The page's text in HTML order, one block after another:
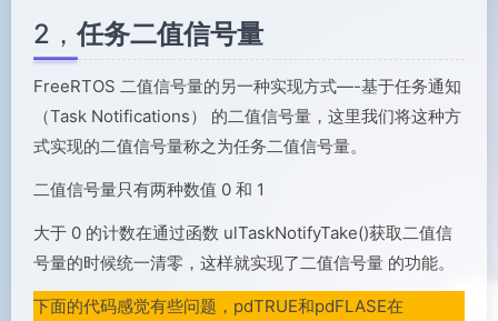
2，任务二值信号量
FreeRTOS 二值信号量的另一种实现方式—-基于任务通知
（Task Notifications） 的二值信号量，这里我们将这种方
式实现的二值信号量称之为任务二值信号量。
二值信号量只有两种数值 0 和 1
大于 0 的计数在通过函数 ulTaskNotifyTake()获取二值信
号量的时候统一清零，这样就实现了二值信号量 的功能。
下面的代码感觉有些问题，pdTRUE和pdFLASE在